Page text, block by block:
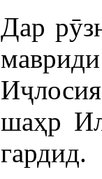
Дар
шаҳр
гардид.